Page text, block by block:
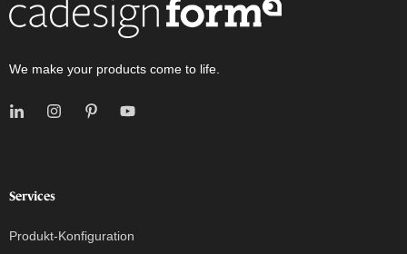
We make your products come to life.
Services
Produkt-Konfiguration